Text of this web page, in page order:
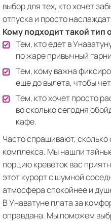
выбор для тех, кто хочет
отпуска и просто
Кому подходит такой тип
Тем, кто едет в
по жаре привычный
Тем, кому важна
еще до вылета, чтобы
Тем, кто хочет просто
во сколько сегодня
кафе.
Часто спрашивают, сколько
комплекса. Мы нашли
порцию креветок вас
этот курорт с шумной
атмосфера спокойнее и
В Унаватуне плата за
оправдана. Мы поможем